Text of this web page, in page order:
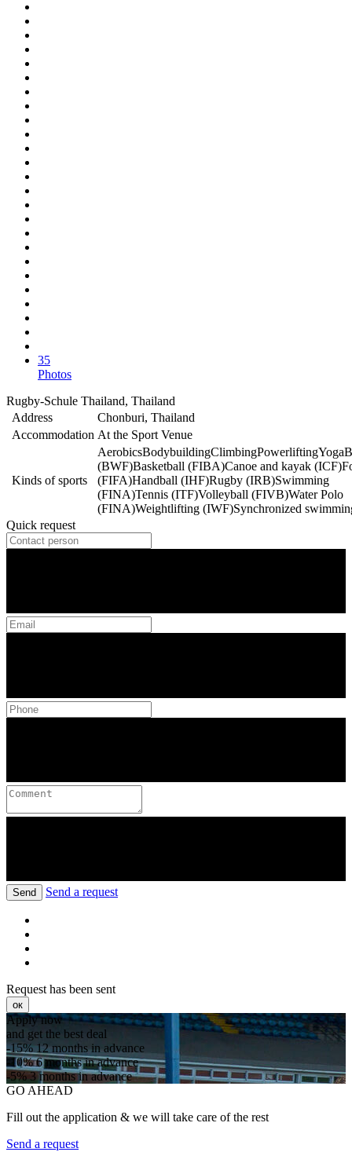
35
Photos
Rugby-Schule Thailand, Thailand
Address
Chonburi, Thailand
Accommodation At the Sport Venue
Kinds of sports
AerobicsBodybuildingClimbingPowerliftingYoga
(BWF)Basketball (FIBA)Canoe and kayak (ICF)
(FIFA)Handball (IHF)Rugby (IRB)Swimming
(FINA)Tennis (ITF)Volleyball (FIVB)Water Polo
(FINA)Weightlifting (IWF)Synchronized
Quick request
Send Send a request
Request has been sent
ок
Apply now
and get the best deal
-15%12 months in advance
-10%6 months in advance
-5%3 months in advance
GO AHEAD
Fill out the application & we will take care of the rest
Send a request